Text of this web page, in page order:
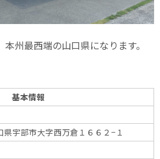
州最西端の山口県になります。
基本情報
県宇部市大字西万倉１６６２−１